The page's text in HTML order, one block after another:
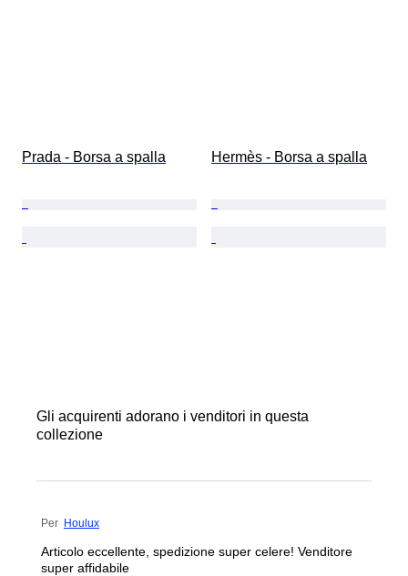
Prada - Borsa a spalla Hermès - Borsa a spalla
Gli acquirenti adorano i venditori in questa
collezione
Per Houlux
Articolo eccellente, spedizione super celere! Venditore
super affidabile